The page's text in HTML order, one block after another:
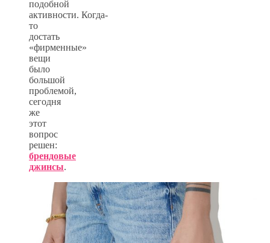
подобной
активности. Когда-
то
достать
«фирменные»
вещи
было
большой
проблемой,
сегодня
же
этот
вопрос
решен:
брендовые
джинсы.